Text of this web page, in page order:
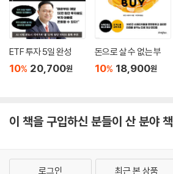
글, MS, 세일즈포스 같은 기업이 제공하는 클
이다. 이제 막 시작된 클라우드 시장의 절대강
조망한다.
● 6. 완전히 새로운 부동산이 온다, 데이터센터
넓은 부지에 거대한 건물을 짓고 각 층마다 고
시스, 케이던스 등 반도체 시장 강자들의 장단
ETF 투자 5일 완성
10% 20,700원
돈으로 살 수 없는 부
10% 18,900원
이 책을 구입하신 분들이 산 분야 책
로그인 최근 본 상품